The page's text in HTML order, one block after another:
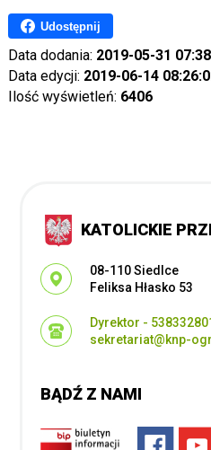
Udostępnij
Data dodania: 2019-05-31
Data edycji: 2019-06-14
Ilość wyświetleń: 6406
KATOLICKIE
Adres pocztowy:
08-110 Siedlce
Feliksa Hłasko 53
Dyrektor -
sekretariat@knp-
BĄDŹ Z NAMI